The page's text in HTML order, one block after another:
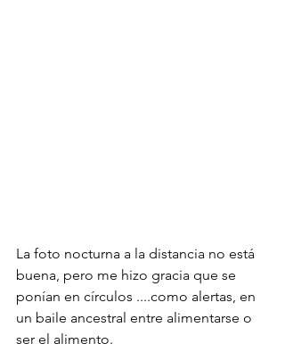
La foto nocturna a la distancia no está
buena, pero me hizo gracia que se
ponían en círculos ....como alertas, en
un baile ancestral entre alimentarse o
ser el alimento.